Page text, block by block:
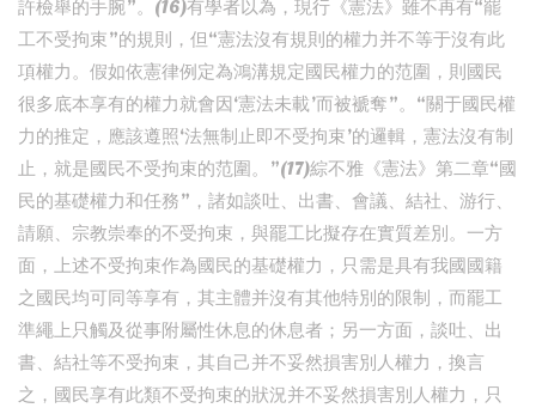
許檢舉的手腕”。(16)有學者以為，現行《憲法》雖不再有“罷
工不受拘束”的規則，但“憲法沒有規則的權力并不等于沒有此
項權力。假如依憲律例定為鴻溝規定國民權力的范圍，則國民
很多底本享有的權力就會因‘憲法未載’而被褫奪”。“關于國民權
力的推定，應該遵照‘法無制止即不受拘束’的邏輯，憲法沒有制
止，就是國民不受拘束的范圍。”(17)綜不雅《憲法》第二章“國
民的基礎權力和任務”，諸如談吐、出書、會議、結社、游行、
請願、宗教崇奉的不受拘束，與罷工比擬存在實質差別。一方
面，上述不受拘束作為國民的基礎權力，只需是具有我國國籍
之國民均可同等享有，其主體并沒有其他特別的限制，而罷工
準繩上只觸及從事附屬性休息的休息者；另一方面，談吐、出
書、結社等不受拘束，其自己并不妥然損害別人權力，換言
之，國民享有此類不受拘束的狀況并不妥然損害別人權力，只